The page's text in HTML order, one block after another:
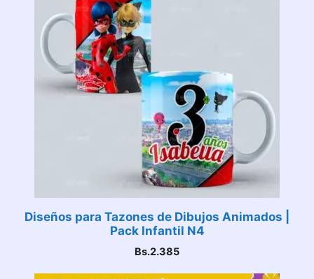
Diseños para Tazones de Dibujos Animados |
Pack Infantil N4
Bs.2.385